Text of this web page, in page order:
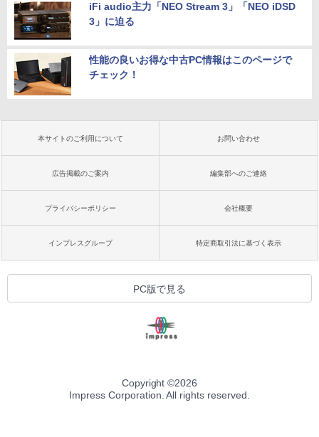
iFi audio主力「NEO Stream 3」「NEO iDSD
3」に迫る
性能の良いお得な中古PC情報はこのページで
チェック！
本サイトのご利用について お問い合わせ
広告掲載のご案内 編集部へのご連絡
プライバシーポリシー 会社概要
インプレスグループ 特定商取引法に基づく表示
PC版で見る
Copyright ©2026
Impress Corporation. All rights reserved.